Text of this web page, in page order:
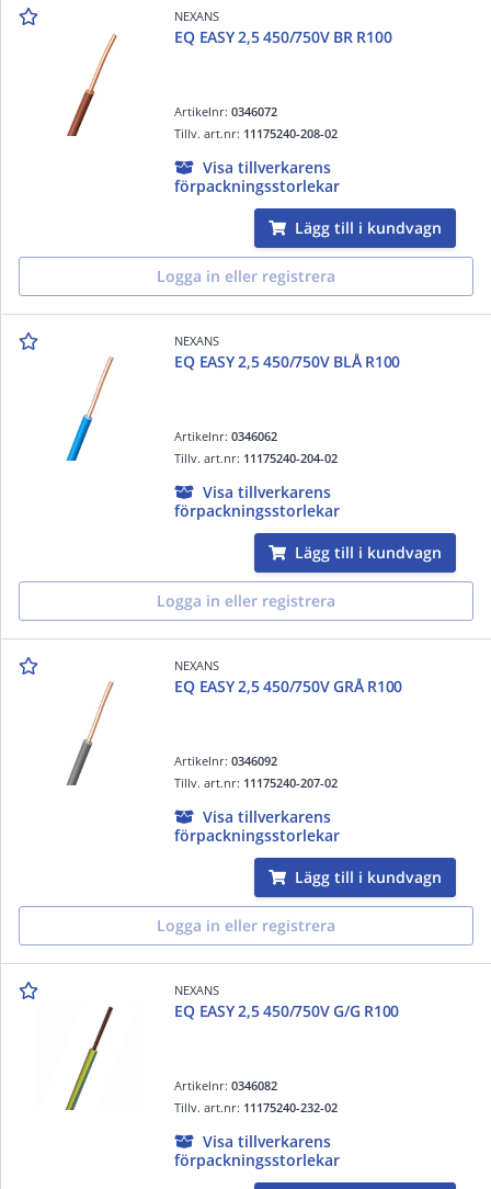
NEXANS
EQ EASY 2,5 450/750V BR R100
Artikelnr:0346072
Tillv. art.nr: 11175240-208-02
Visa tillverkarens
förpackningsstorlekar
Lägg till i kundvagn
Logga in eller registrera
NEXANS
EQ EASY 2,5 450/750V BLÅ R100
Artikelnr:0346062
Tillv. art.nr: 11175240-204-02
Visa tillverkarens
förpackningsstorlekar
Lägg till i kundvagn
Logga in eller registrera
NEXANS
EQ EASY 2,5 450/750V GRÅ R100
Artikelnr:0346092
Tillv. art.nr: 11175240-207-02
Visa tillverkarens
förpackningsstorlekar
Lägg till i kundvagn
Logga in eller registrera
NEXANS
EQ EASY 2,5 450/750V G/G R100
Artikelnr:0346082
Tillv. art.nr: 11175240-232-02
Visa tillverkarens
förpackningsstorlekar